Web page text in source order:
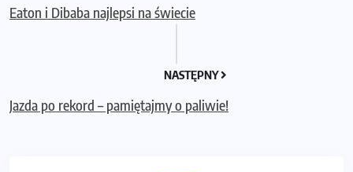
Eaton i Dibaba najlepsi na świecie
NASTĘPNY
Jazda po rekord – pamiętajmy o paliwie!